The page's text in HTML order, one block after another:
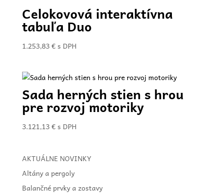
Celokovová interaktívna
tabuľa Duo
1.253,83€ s DPH
Sada herných stien s hrou
pre rozvoj motoriky
3.121,13€ s DPH
AKTUÁLNE NOVINKY
Altány a pergoly
Balančné prvky a zostavy